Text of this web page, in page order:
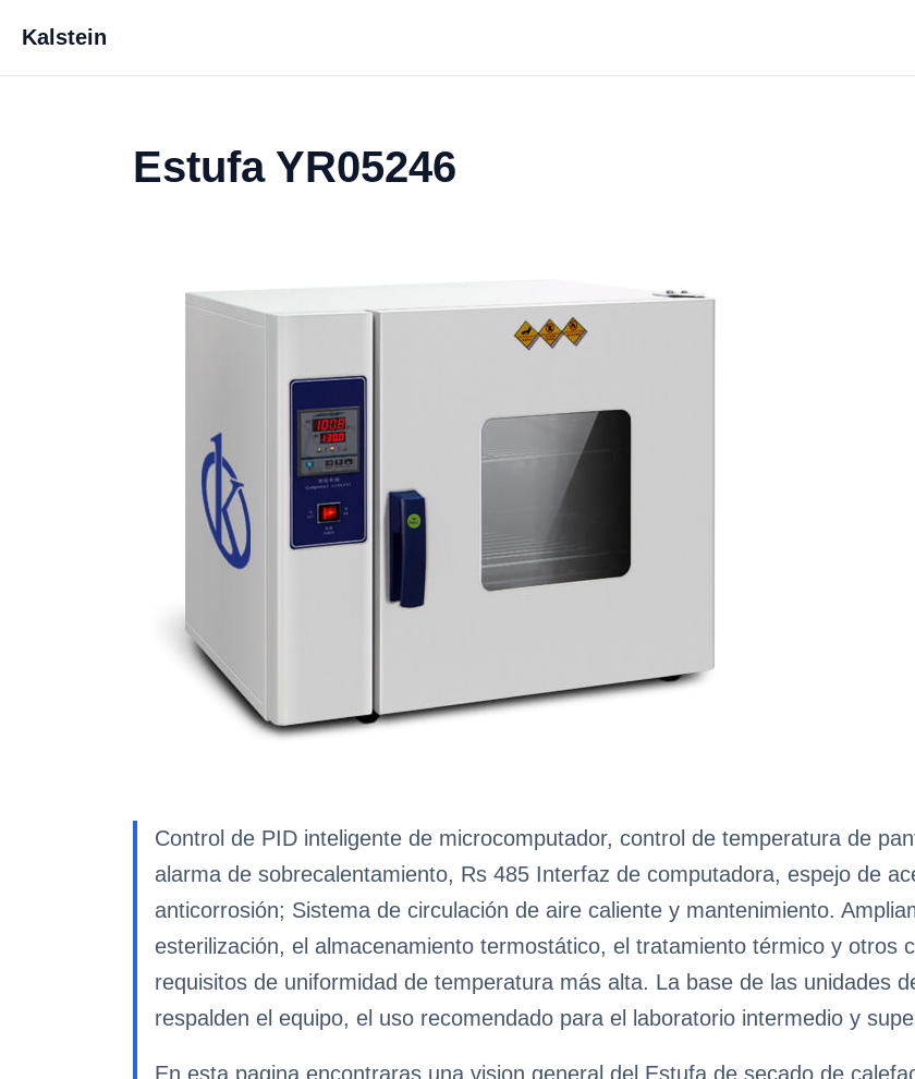
Kalstein
Estufa YR05246
Control de PID inteligente de microcomputador, control de temperatura de
alarma de sobrecalentamiento, Rs 485 Interfaz de computadora, espejo de
anticorrosión; Sistema de circulación de aire caliente y mantenimiento.
esterilización, el almacenamiento termostático, el tratamiento térmico y otros
requisitos de uniformidad de temperatura más alta. La base de las unidades
respalden el equipo, el uso recomendado para el laboratorio intermedio y
En esta pagina encontraras una vision general del Estufa de secado de